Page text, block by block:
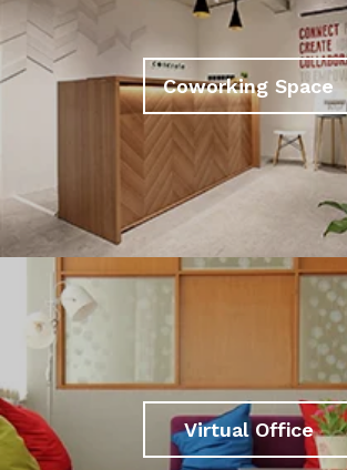
Coworking Space
Virtual Office